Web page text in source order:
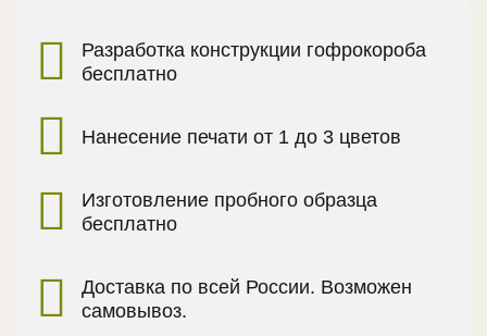
Разработка конструкции гофрокороба
бесплатно
Нанесение печати от 1 до 3 цветов
Изготовление пробного образца
бесплатно
Доставка по всей России. Возможен
самовывоз.